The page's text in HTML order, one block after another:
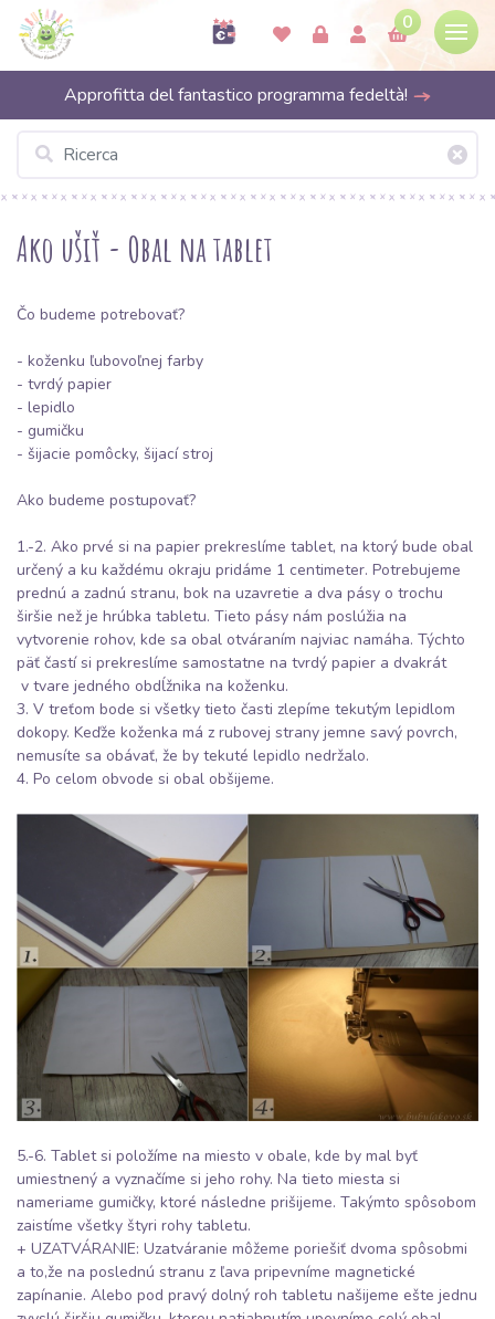
0
Approfitta del fantastico programma fedeltà!
Ako ušiť - Obal na tablet
Čo budeme potrebovať?
- koženku ľubovoľnej farby
- tvrdý papier
- lepidlo
- gumičku
- šijacie pomôcky, šijací stroj
Ako budeme postupovať?
1.-2. Ako prvé si na papier prekreslíme tablet, na ktorý bude obal
určený a ku každému okraju pridáme 1 centimeter. Potrebujeme
prednú a zadnú stranu, bok na uzavretie a dva pásy o trochu
širšie než je hrúbka tabletu. Tieto pásy nám poslúžia na
vytvorenie rohov, kde sa obal otváraním najviac namáha. Týchto
päť častí si prekreslíme samostatne na tvrdý papier a dvakrát
v tvare jedného obdĺžnika na koženku.
3. V treťom bode si všetky tieto časti zlepíme tekutým lepidlom
dokopy. Keďže koženka má z rubovej strany jemne savý povrch,
nemusíte sa obávať, že by tekuté lepidlo nedržalo.
4. Po celom obvode si obal obšijeme.
5.-6. Tablet si položíme na miesto v obale, kde by mal byť
umiestnený a vyznačíme si jeho rohy. Na tieto miesta si
nameriame gumičky, ktoré následne prišijeme. Takýmto spôsobom
zaistíme všetky štyri rohy tabletu.
+ UZATVÁRANIE: Uzatváranie môžeme poriešiť dvoma spôsobmi
a to,že na poslednú stranu z ľava pripevníme magnetické
zapínanie. Alebo pod pravý dolný roh tabletu našijeme ešte jednu